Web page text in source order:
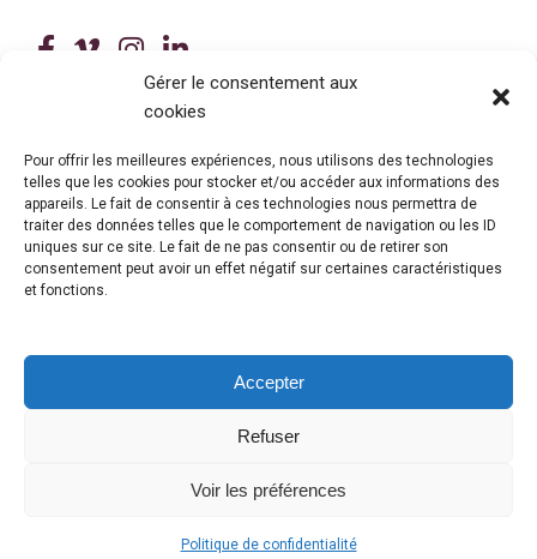
Gérer le consentement aux
cookies
Pour offrir les meilleures expériences, nous utilisons des technologies
telles que les cookies pour stocker et/ou accéder aux informations des
appareils. Le fait de consentir à ces technologies nous permettra de
traiter des données telles que le comportement de navigation ou les ID
uniques sur ce site. Le fait de ne pas consentir ou de retirer son
consentement peut avoir un effet négatif sur certaines caractéristiques
et fonctions.
Accepter
Refuser
Voir les préférences
Politique de confidentialité
(CE LIEN OUVRE DANS UNE NOUVELLE FENÊTRE)
INTRANET(CE LIEN OUVRE DANS UNE NOUVELLE FENÊTRE)
/ MES RELEVÉS(CE LIEN OUVRE DANS UNE NOUVELLE
/ CENTRE D'IDENTITÉ
(ce lien ouvre dans une nouvelle
(ce lien ouvre dans une nouvelle
(ce lien ouvre dans une
Tous droits réservés © 2026 Centre de services scolaire de la
Politique de confidentialité|Accessibilité
Conception site web : Ubéo solutions web(ce lien ouvre dans une nouvelle
© Gouvernement du Québec, 2026